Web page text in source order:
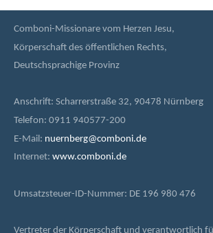
Comboni-Missionare vom Herzen Jesu,
Körperschaft des öffentlichen Rechts,
Deutschsprachige Provinz
Anschrift: Scharrerstraße 32, 90478 Nürnberg
Telefon: 0911 940577-200
E-Mail: nuernberg@comboni.de
Internet: www.comboni.de
Umsatzsteuer-ID-Nummer: DE 196 980 476
Vertreter der Körperschaft und verantwortlich